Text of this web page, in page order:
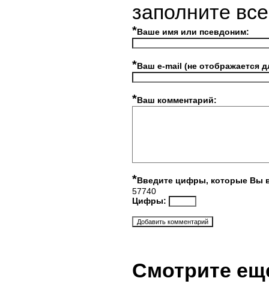
заполните
*Ваше имя или псевдоним:
*Ваш e-mail (не отображается
*Ваш комментарий:
*Введите цифры, которые Вы
57740
Цифры:
Смотрите